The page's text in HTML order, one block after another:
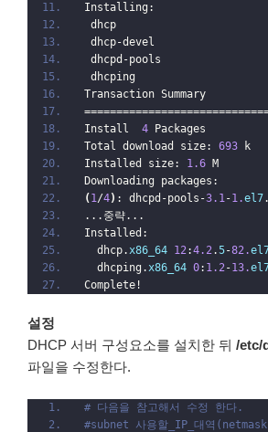
Installing:
dhcp
dhcp-devel
dhcpd-pools
dhcping
Transaction Summary
Install 4 Packages
Total download size: 693 k
Installed size: 1.6 M
Downloading packages:
( 1/4) : dhcpd-pools-3.1-1.el7.
...중략...
Installed:
  dhcp.
x86_64 12:4.2.5-82.
  dhcping.
x86_64 0: 1.2-13.
Complete!
설정
DHCP 서버 구성요소를 설치한 뒤 /etc/
파일을 수정한다.
# 다음을 참고해서 수정 한다.
#subnet 사용할_IP_대역